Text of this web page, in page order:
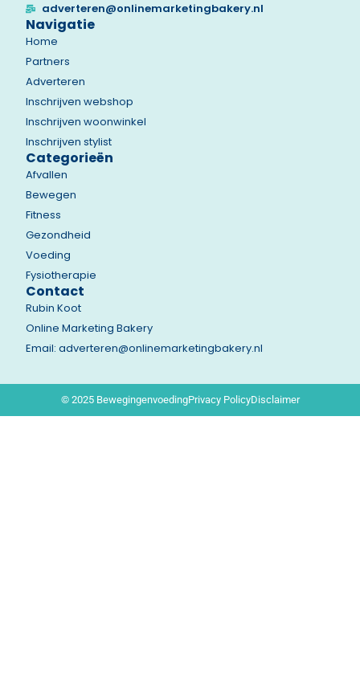
adverteren@onlinemarketingbakery.nl
Navigatie
Home
Partners
Adverteren
Inschrijven webshop
Inschrijven woonwinkel
Inschrijven stylist
Categorieën
Afvallen
Bewegen
Fitness
Gezondheid
Voeding
Fysiotherapie
Contact
Rubin Koot
Online Marketing Bakery
Email: adverteren@onlinemarketingbakery.nl
© 2025 BewegingenvoedingPrivacy PolicyDisclaimer